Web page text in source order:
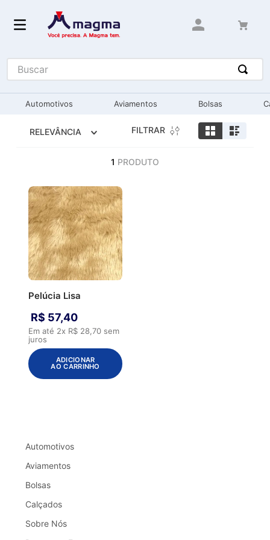
Buscar
Automotivos Aviamentos Bolsas
RELEVÂNCIA FILTRAR
1 PRODUTO
Pelúcia Lisa
R$ 57,40
Em até 2x R$ 28,70 sem
juros
ADICIONAR
AO CARRINHO
Automotivos
Aviamentos
Bolsas
Calçados
Sobre Nós